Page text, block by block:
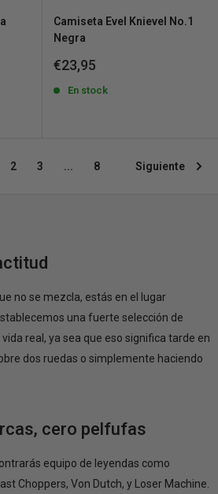
Camiseta Evel Knievel No.1
Negra
Precio
venta
€23,95
En stock
2 3 ... 8 Siguiente
no se mezcla, estás en el lugar
una fuerte selección de
real, ya sea que eso significa tarde en
dos ruedas o simplemente haciendo
cero pelfufas
equipo de leyendas como
Choppers, Von Dutch, y Loser Machine.